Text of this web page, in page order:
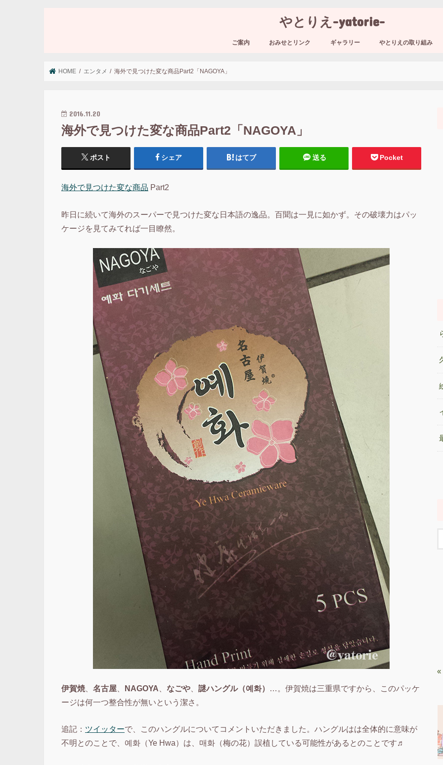
やとりえ-yatorie-
ご案内 おみせとリンク ギャラリー やとりえの取り組み
HOME エンタメ 海外で見つけた変な商品Part2「NAGOYA」
2016.11.20
海外で見つけた変な商品Part2「NAGOYA」
ポスト シェア はてブ 送る Pocket
海外で見つけた変な商品 Part2
昨日に続いて海外のスーパーで見つけた変な日本語の逸品。百聞は一見に如かず。その破壊力はパッ
ケージを見てみてれば一目瞭然。
伊賀焼 名古屋 NAGOYA なごや 謎ハングル（예화）
…。伊賀焼は三重県ですから、このパッケ
ージは何一つ整合性が無いという潔さ。
追記： ツイッターで、このハングルについてコメントいただきました。ハングルはは全体的に意味が
不明とのことで、예화（Ye Hwa）は、매화（梅の花）誤植している可能性があるとのことです♬
«